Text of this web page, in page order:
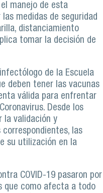
manejo de esta
medidas de seguridad
distanciamiento
tomar la decisión de
de la Escuela
deben tener las vacunas
válida para enfrentar
Desde los
la validación y
las
su utilización en la
COVID-19 pasaron por
que como afecta a todo